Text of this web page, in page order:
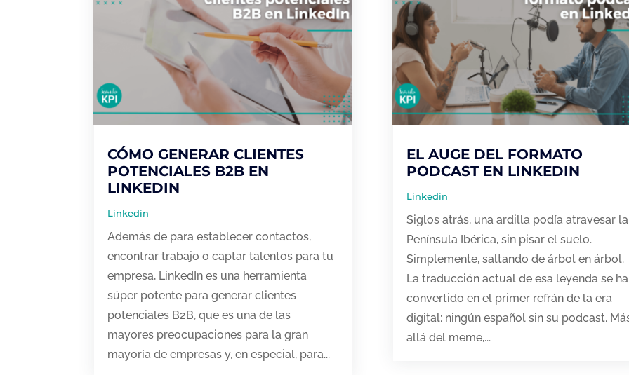
CÓMO GENERAR CLIENTES
POTENCIALES B2B EN
LINKEDIN
Linkedin
Además de para establecer contactos,
encontrar trabajo o captar talentos para tu
empresa, LinkedIn es una herramienta
súper potente para generar clientes
potenciales B2B, que es una de las
mayores preocupaciones para la gran
mayoría de empresas y, en especial, para...
EL AUGE DEL FORMATO
PODCAST EN LINKEDIN
Linkedin
Siglos atrás, una ardilla podía atravesar la
Península Ibérica, sin pisar el suelo.
Simplemente, saltando de árbol en árbol.
La traducción actual de esa leyenda se ha
convertido en el primer refrán de la era
digital: ningún español sin su podcast.
allá del meme,...